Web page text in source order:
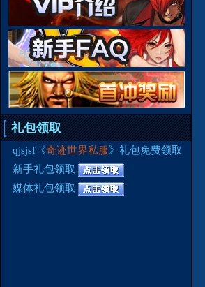
礼包领取
qjsjsf《奇迹世界私服》礼包免费领取
新手礼包领取
媒体礼包领取